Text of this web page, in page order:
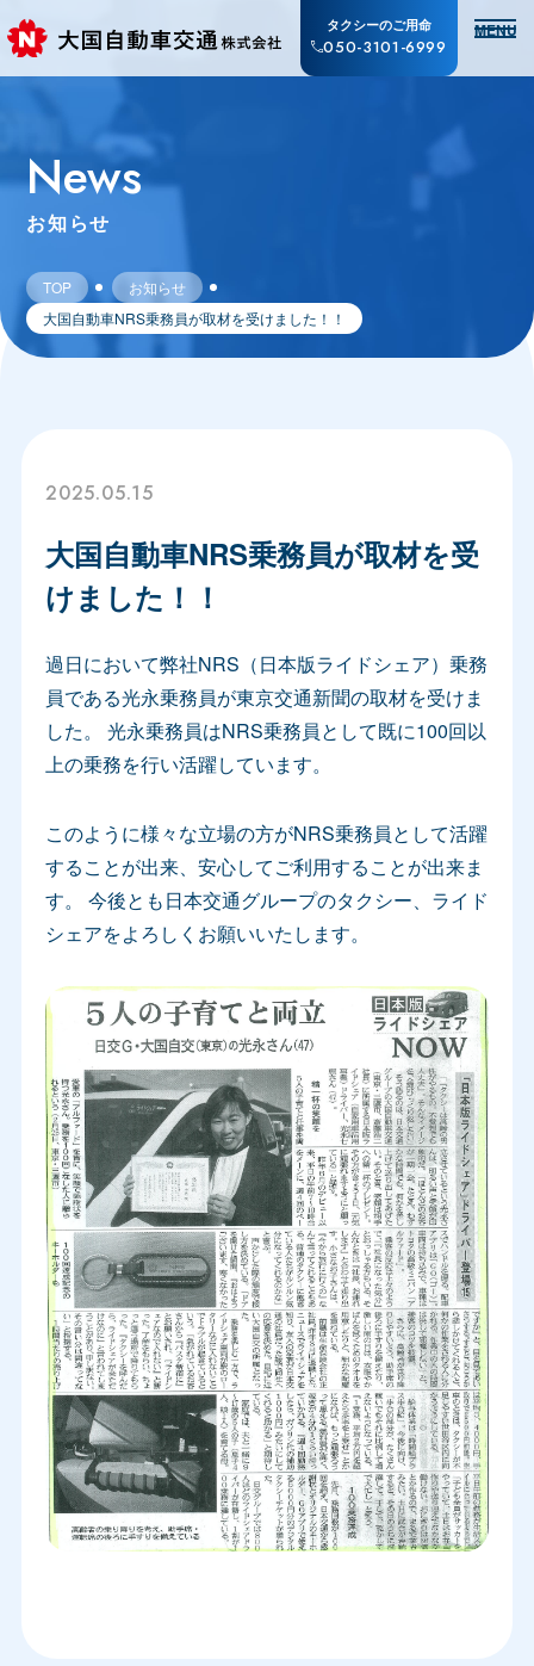
タクシーのご用命
050-3101-6999
MENU
News
お知らせ
TOP
お知らせ
大国自動車NRS乗務員が取材を受けました！！
2025.05.15
大国自動車NRS乗務員が取材を受
けました！！
過日において弊社NRS（日本版ライドシェア）乗務
員である光永乗務員が東京交通新聞の取材を受けま
した。 光永乗務員はNRS乗務員として既に100回以
上の乗務を行い活躍しています。
このように様々な立場の方がNRS乗務員として活躍
することが出来、安心してご利用することが出来ま
す。 今後とも日本交通グループのタクシー、ライド
シェアをよろしくお願いいたします。